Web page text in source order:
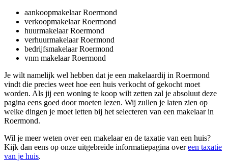
aankoopmakelaar Roermond
verkoopmakelaar Roermond
huurmakelaar Roermond
verhuurmakelaar Roermond
bedrijfsmakelaar Roermond
vnm makelaar Roermond
Je wilt namelijk wel hebben dat je een makelaardij in Roermond
vindt die precies weet hoe een huis verkocht of gekocht moet
worden. Als jij een woning te koop wilt zetten zal je absoluut deze
pagina eens goed door moeten lezen. Wij zullen je laten zien op
welke dingen je moet letten bij het selecteren van een makelaar in
Roermond.
Wil je meer weten over een makelaar en de taxatie van een huis?
Kijk dan eens op onze uitgebreide informatiepagina overeen taxatie
van je huis.